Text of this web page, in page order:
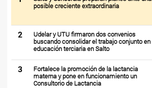
posible creciente extraordinaria
2
Udelar y UTU firmaron dos convenios
buscando consolidar el trabajo conjunto en
educación terciaria en Salto
3
Fortalece la promoción de la lactancia
materna y pone en funcionamiento un
Consultorio de Lactancia